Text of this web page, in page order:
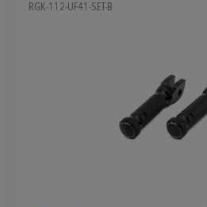
RGK-112-UF41-SET-B